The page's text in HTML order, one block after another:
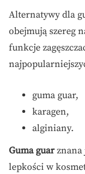
Alternatywy dla
obejmują szereg
funkcje
guma guar,
karagen,
alginiany.
Guma guarznana
lepkości w